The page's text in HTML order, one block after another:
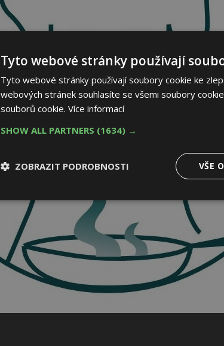
Tyto webové stránky používají
Tyto webové stránky používají soubory cookie ke
webových stránek souhlasíte se všemi soubory
souborů cookie. Více informací
SHOW ALL PARTNERS (1634) →
VŠE
ZOBRAZIT PODROBNOSTI
Nezbytně nutné
soubory
Výkonové
Soubory
Nezbytně nutné soubory Výkonové soubory